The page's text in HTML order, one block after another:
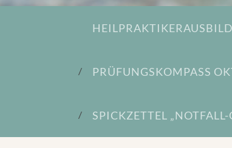
PRÜFUNGSKOMPASS
SPICKZETTEL